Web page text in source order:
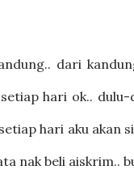
dari
hari ok.. dulu-
hari aku
nak beli aiskrim..